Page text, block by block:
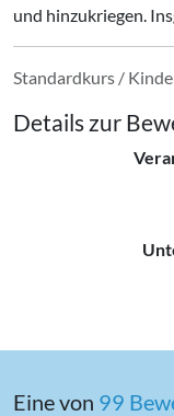
und hinzukriegen.
Standardkurs /
Details zur
Eine von 99